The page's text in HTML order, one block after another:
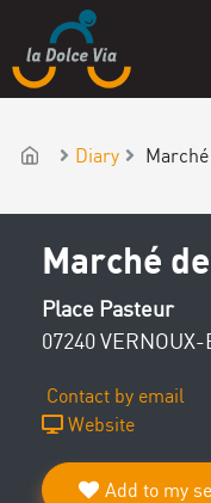
Diary
Marché
Place Pasteur
07240
Contact by email
Website
Add to my